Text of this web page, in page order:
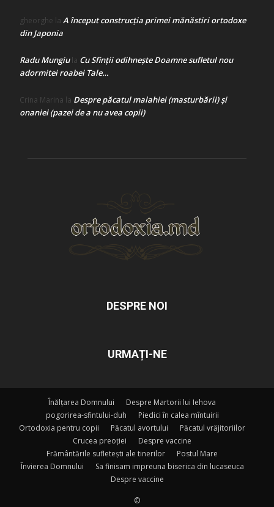
gheorghe la A început construcţia primei mănăstiri ortodoxe
din Japonia
Radu Mungiula Cu Sfinții odihnește Doamne sufletul nou
adormitei roabei Tale…
Crina Marina la Despre păcatul malahiei (masturbării) şi
onaniei (pazei de a nu avea copii)
DESPRE NOI
URMAȚI-NE
Înălțarea Domnului
Despre Martorii lui Iehova
pogorirea-sfintului-duh
Piedici în calea mîntuirii
Ortodoxia pentru copii
Păcatul avortului
Păcatul vrăjitoriilor
Crucea preoției
Despre vaccine
Frământările sufletești ale tinerilor
Postul Mare
Învierea Domnului
Sa finisam impreuna biserica din lucaseuca
Despre vaccine
©